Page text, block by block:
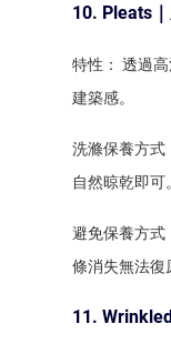
10. Pleats
特性： 透過
建築感。
洗滌保養方式
自然晾乾即可。
避免保養方式
條消失無法復
11.